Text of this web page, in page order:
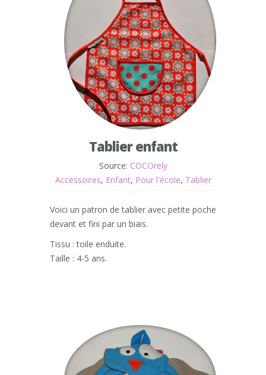
Tablier enfant
Source: COCOrely
Accessoires, Enfant, Pour l'école, Tablier
Voici un patron de tablier avec petite poche
devant et fini par un biais.
Tissu : toile enduite.
Taille : 4-5 ans.